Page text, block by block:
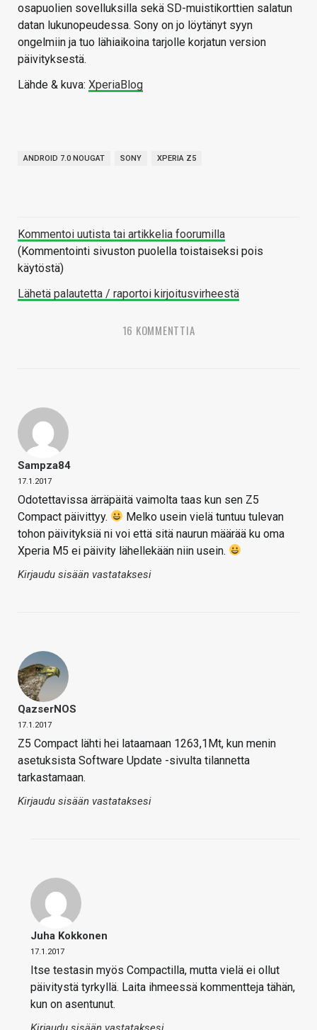
osapuolien sovelluksilla sekä SD-muistikorttien salatun
datan lukunopeudessa. Sony on jo löytänyt syyn
ongelmiin ja tuo lähiaikoina tarjolle korjatun version
päivityksestä.
Lähde & kuva: XperiaBlog
ANDROID 7.0 NOUGAT SONY XPERIA Z5
Kommentoi uutista tai artikkelia foorumilla
(Kommentointi sivuston puolella toistaiseksi pois
käytöstä)
Lähetä palautetta / raportoi kirjoitusvirheestä
16 KOMMENTTIA
Sampza84
17.1.2017
Odotettavissa ärräpäitä vaimolta taas kun sen Z5
Compact päivittyy.
Melko usein vielä tuntuu tulevan
tohon päivityksiä ni voi että sitä naurun määrää ku oma
Xperia M5 ei päivity lähellekään niin usein.
Kirjaudu sisään vastataksesi
QazserNOS
17.1.2017
Z5 Compact lähti hei lataamaan 1263,1Mt, kun menin
asetuksista Software Update -sivulta tilannetta
tarkastamaan.
Kirjaudu sisään vastataksesi
Juha Kokkonen
17.1.2017
Itse testasin myös Compactilla, mutta vielä ei ollut
päivitystä tyrkyllä. Laita ihmeessä kommentteja tähän,
kun on asentunut.